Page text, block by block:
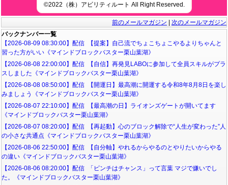
©2022（株）アビリティルート All Right Reserved.
前のメールマガジン
次のメールマガジン
バックナンバー一覧
【2026-08-09 08:30:00】配信 【提案】自己流でちょこちょこやるよりちゃんと
習った方がいい《マインドブロックバスター栗山葉湖》
【2026-08-08 22:00:00】配信 【自信】再発見LABOに参加して全員スキルがプラ
スしました《マインドブロックバスター栗山葉湖》
【2026-08-08 08:50:00】配信 【開運日】最高潮に開運する令和8年8月8日を楽し
みましょう《マインドブロックバスター栗山葉湖》
【2026-08-07 22:10:00】配信 【最高潮の日】ライオンズゲートが開いてます
《マインドブロックバスター栗山葉湖》
【2026-08-07 08:20:00】配信 【再起動】心のブロック解除で“人生が変わった”人
の小さな共通点《マインドブロックバスター栗山葉湖》
【2026-08-06 22:50:00】配信 【自分軸】やれるからやるのとやりたいからやる
の違い《マインドブロックバスター栗山葉湖》
【2026-08-06 08:20:00】配信 「ピンチはチャンス」って言葉 マジで嫌いでし
た。《マインドブロックバスター栗山葉湖》